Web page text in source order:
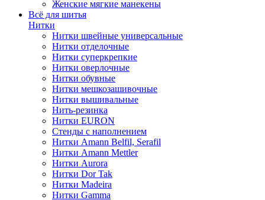
Женские мягкие манекены
Всё для шитья
Нитки
Нитки швейные универсальные
Нитки отделочные
Нитки суперкрепкие
Нитки оверлочные
Нитки обувные
Нитки мешкозашивочные
Нитки вышивальные
Нить-резинка
Нитки EURON
Стенды с наполнением
Нитки Amann Belfil, Serafil
Нитки Amann Mettler
Нитки Aurora
Нитки Dor Tak
Нитки Madeira
Нитки Gamma